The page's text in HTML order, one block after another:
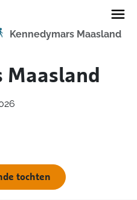
Kennedymars Maasland
Maasland
tochten